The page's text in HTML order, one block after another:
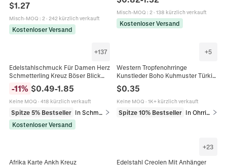
Minimalistischer Punk Schmuck
Für Damen Herren
$1.27
Misch-MOQ : 2· 242 kürzlich verkauft
Kostenloser Versand
Körperschmuck
Misch-MOQ : 2· 138 kürzlich verkauft
Kostenloser Versand
+137
Edelstahlschmuck Für Damen Herz
Schmetterling Kreuz Böser Blick
Armband Fußkettchen Ohrringe
Zubehör
-11% $0.49-1.85
Keine MOQ · 418 kürzlich verkauft
Spitze 5% Bestseller
Kostenloser Versand
+5
Western Tropfenohrringe
Kunstleder Boho Kuhmuster Türkis
Schmuck Für Damen
$0.35
Keine MOQ · 1K+ kürzlich verkauft
Spitze 10% Bestseller
Afrika Karte Ankh Kreuz
+23
Edelstahl Creolen Mit Anhänger